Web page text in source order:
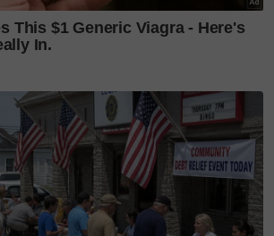
pengalaman yang indah
bapanya difahamkan merestui dan
majlis perkahwinannya.
dia perlu kehilangan sesuatu untuk